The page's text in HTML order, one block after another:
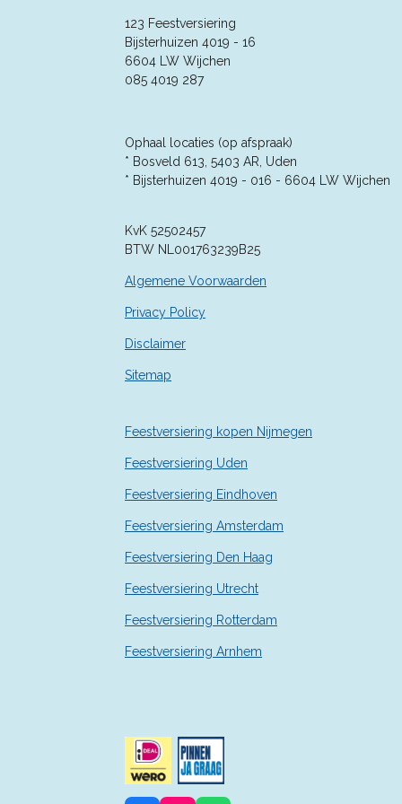
g
:
4
.
7
1
4
5
7
4
2
s
e
e
n
e
r
e
r
r
n
e
r
r
n
e
r
n
r
n
123 Feestversiering
Bijsterhuizen 4019 - 16
6604 LW Wijchen
085 4019 287
Ophaal locaties (op afspraak)
* Bosveld 613, 5403 AR, Uden
* Bijsterhuizen 4019 - 016 - 6604 LW Wijchen
KvK 52502457
BTW NL001763239B25
Algemene Voorwaarden
Privacy Policy
Disclaimer
Sitemap
Feestversiering kopen Nijmegen
Feestversiering Uden
Feestversiering Eindhoven
Feestversiering Amsterdam
Feestversiering Den Haag
Feestversiering Utrecht
Feestversiering Rotterdam
Feestversiering Arnhem